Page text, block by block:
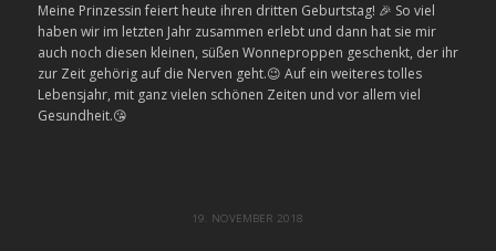
Meine Prinzessin feiert heute ihren dritten Geburtstag! 🎉 So viel
haben wir im letzten Jahr zusammen erlebt und dann hat sie mir
auch noch diesen kleinen, süßen Wonneproppen geschenkt, der ihr
zur Zeit gehörig auf die Nerven geht.😉 Auf ein weiteres tolles
Lebensjahr, mit ganz vielen schönen Zeiten und vor allem viel
Gesundheit.😘
19. NOVEMBER 2018